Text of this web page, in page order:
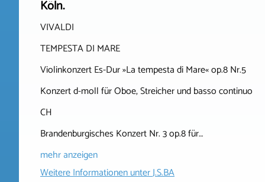
Köln.
VIVALDI
TEMPESTA DI MARE
Violinkonzert Es-Dur »La tempesta di Mare« op.8 Nr.5
Konzert d-moll für Oboe, Streicher und basso continuo
CH
Brandenburgisches Konzert Nr. 3 op.8 für…
mehr anzeigen
Weitere Informationen unterJ.S.BA